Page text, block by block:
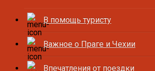
В помощь туристу
Важное о Праге и Чехии
Впечатления от поездки